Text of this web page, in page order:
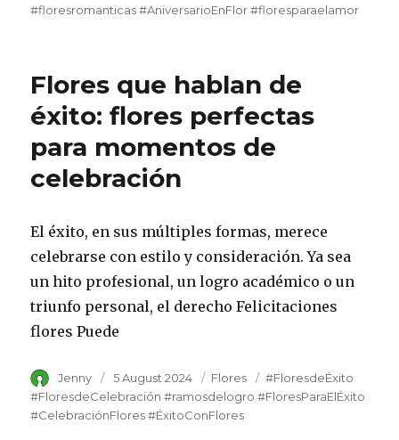
#floresromanticas #AniversarioEnFlor #floresparaelamor
Flores que hablan de
éxito: flores perfectas
para momentos de
celebración
El éxito, en sus múltiples formas, merece
celebrarse con estilo y consideración. Ya sea
un hito profesional, un logro académico o un
triunfo personal, el derecho Felicitaciones
flores Puede
Author
Jenny
Posted
on
5 August 2024 Category
Flores Tags
#FloresdeÉxito
#FloresdeCelebración #ramosdelogro #FloresParaElÉxito
#CelebraciónFlores #ÉxitoConFlores